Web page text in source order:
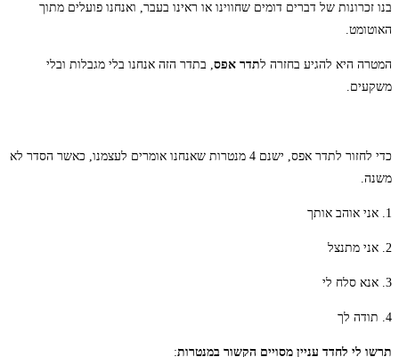
בנו זכרונות של דברים דומים שחווינו או ראינו בעבר, ואנחנו פועלים מתוך
האוטומט.
המטרה היא להגיע בחזרה לתדר אפס, בתדר הזה אנחנו בלי מגבלות ובלי
משקעים.
כדי לחזור לתדר אפס, ישנם 4 מנטרות שאנחנו אומרים לעצמנו, כאשר הסדר לא
משנה.
1. אני אוהב אותך
2. אני מתנצל
3. אנא סלח לי
4. תודה לך
תרשו לי לחדד עניין מסויים הקשור במנטרות: